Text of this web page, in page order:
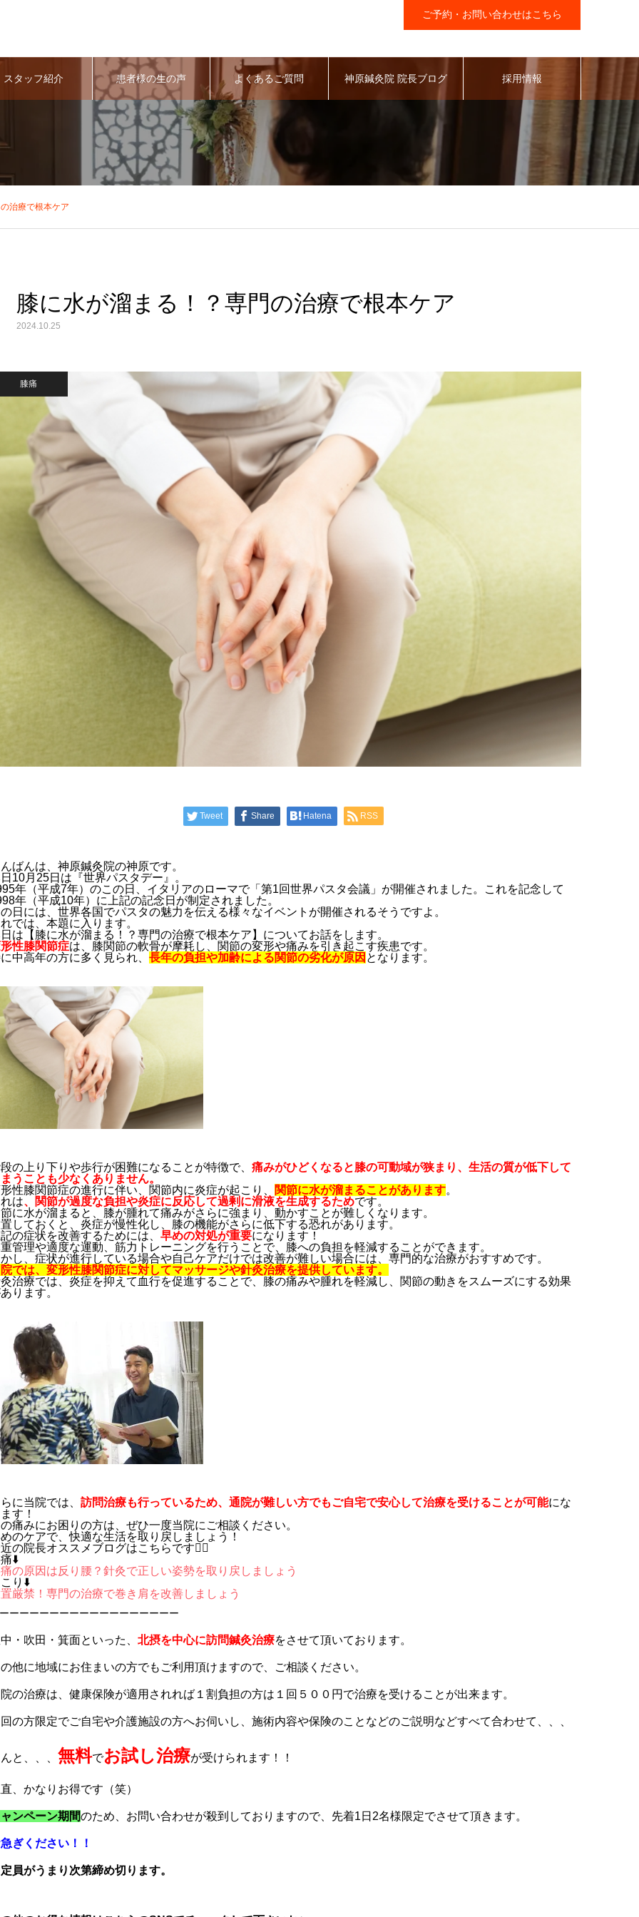
ご予約・お問い合わせはこちら
スタッフ紹介 患者様の生の声 よくあるご質問 神原鍼灸院 院長ブログ 採用情報
治療で根本ケア
膝に水が溜まる！？専門の治療で根本ケア
2024.10.25
膝痛
Tweet Share Hatena RSS
ばんは、神原鍼灸院の神原です。
10月25日は『世界パスタデー』。
年（平成7年）のこの日、イタリアのローマで「第1回世界パスタ会議」が開催されました。これを記念して
年（平成10年）に上記の記念日が制定されました。
日には、世界各国でパスタの魅力を伝える様々なイベントが開催されるそうですよ。
では、本題に入ります。
は【 膝に水が溜まる！？専門の治療で根本ケア 】についてお話をします。
性膝関節症は、膝関節の軟骨が摩耗し、関節の変形や痛みを引き起こす疾患です。
中高年の方に多く見られ、 長年の負担や加齢による関節の劣化が原因 となります。
の上り下りや歩行が困難になることが特徴で、 痛みがひどくなると膝の可動域が狭まり、生活の質が低下して
うことも少なくありません。
性膝関節症の進行に伴い、関節内に炎症が起こり、
関節に水が溜まることがあります。
は、関節が過度な負担や炎症に反応して過剰に滑液を生成するためです。
に水が溜まると、膝が腫れて痛みがさらに強まり、動かすことが難しくなります。
しておくと、炎症が慢性化し、膝の機能がさらに低下する恐れがあります。
の症状を改善するためには、 早めの対処が重要になります！
管理や適度な運動、筋力トレーニングを行うことで、膝への負担を軽減することができます。
し、症状が進行している場合や自己ケアだけでは改善が難しい場合には、専門的な治療がおすすめです。
では、変形性膝関節症に対してマッサージや針灸治療を提供しています。
治療では、炎症を抑えて血行を促進することで、膝の痛みや腫れを軽減し、関節の動きをスムーズにする効果
ります。
に当院では、 訪問治療も行っているため、通院が難しい方でもご自宅で安心して治療を受けることが可能にな
す！
痛みにお困りの方は、ぜひ一度当院にご相談ください。
のケアで、快適な生活を取り戻しましょう！
の院長オススメブログはこちらです💁‍♀️
⬇️
の原因は反り腰？針灸で正しい姿勢を取り戻しましょう
り⬇️
厳禁！専門の治療で巻き肩を改善しましょう
ーーーーーーーーーーーーーーーーー
・吹田・箕面といった、 北摂を中心に訪問鍼灸治療をさせて頂いております。
他に地域にお住まいの方でもご利用頂けますので、ご相談ください。
の治療は、健康保険が適用されれば１割負担の方は１回５００円で治療を受けることが出来ます。
の方限定でご自宅や介護施設の方へお伺いし、施術内容や保険のことなどのご説明などすべて合わせて、、、
と、、、 無料でお試し治療が受けられます！！
、かなりお得です（笑）
ンペーン期間のため、お問い合わせが殺到しておりますので、先着1 日 2名様限定でさせて頂きます。
ぎください！！
員がうまり次第締め切ります。